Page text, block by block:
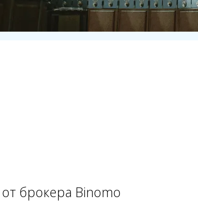
брокера Binomo